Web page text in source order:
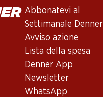
Abbonatevi al
Settimanale Denner
Avviso azione
Lista della spesa
Denner App
Newsletter
WhatsApp
sapersi